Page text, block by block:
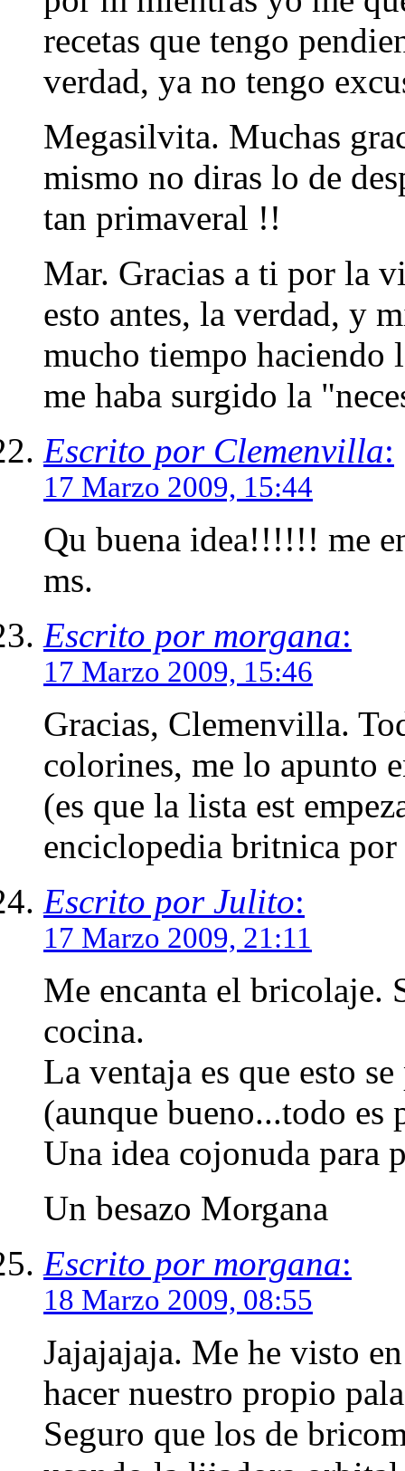
recetas que tengo
verdad, ya no tengo
Megasilvita. Muchas
mismo no diras lo de
tan primaveral !!
Mar. Gracias a ti por la
esto antes, la verdad, y
mucho tiempo haciendo
me haba surgido la
Escrito por Clemenvilla:
17 Marzo 2009, 15:44
Qu buena idea!!!!!! me
ms.
Escrito por morgana:
17 Marzo 2009, 15:46
Gracias, Clemenvilla.
colorines, me lo apunto
(es que la lista est
enciclopedia britnica
Escrito por Julito:
17 Marzo 2009, 21:11
Me encanta el bricolaje.
cocina.
La ventaja es que esto
(aunque bueno...todo es
Una idea cojonuda para
Un besazo Morgana
Escrito por morgana:
18 Marzo 2009, 08:55
Jajajajaja. Me he visto
hacer nuestro propio
Seguro que los de